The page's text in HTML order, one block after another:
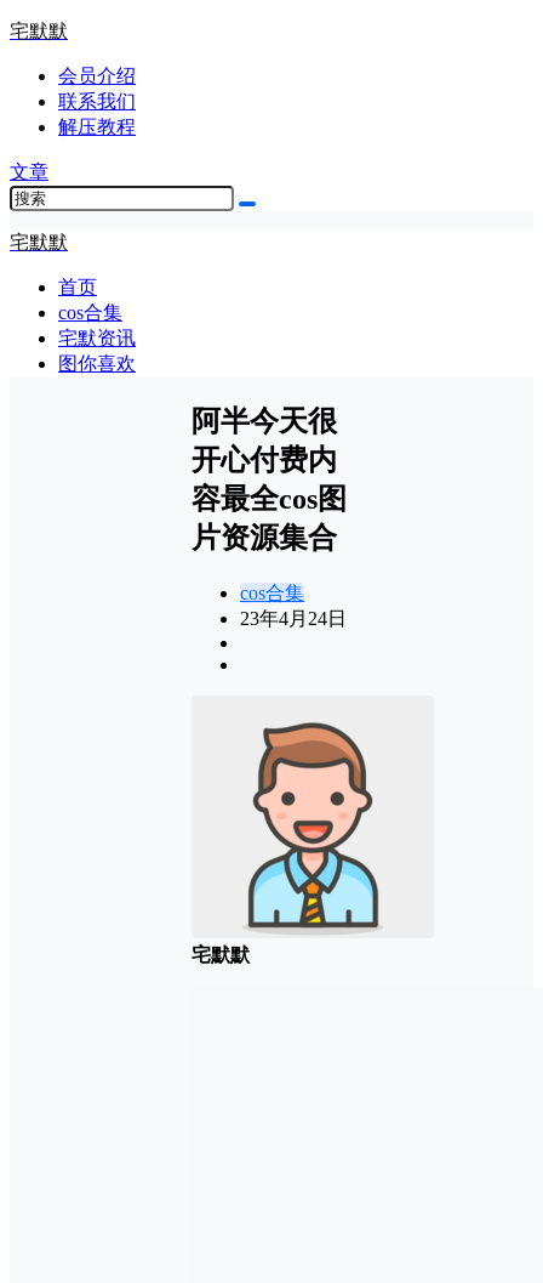
宅默默
会员介绍
联系我们
解压教程
文章
宅默默
首页
cos合集
宅默资讯
图你喜欢
阿半今天很
开心付费内
容最全cos图
片资源集合
cos合集
23年4月24日
宅默默